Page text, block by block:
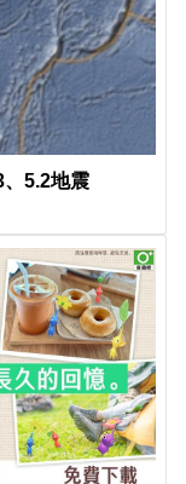
5.2地震